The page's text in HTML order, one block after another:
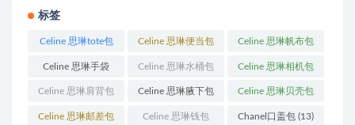
标签
Celine 思琳tote包
(23)
Celine 思琳便当包
(14)
Celine 思琳帆布包
(18)
Celine 思琳手袋
(250)
Celine 思琳水桶包
(55)
Celine 思琳相机包
(11)
Celine 思琳肩背包
(12)
Celine 思琳腋下包
(10)
Celine 思琳贝壳包
(12)
Celine 思琳邮差包 Celine 思琳钱包 Chanel口盖包 (13)